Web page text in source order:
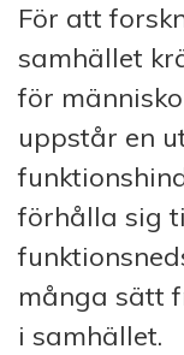
För att
samhället
för
uppstår en
förhålla sig
många sätt
i samhället.